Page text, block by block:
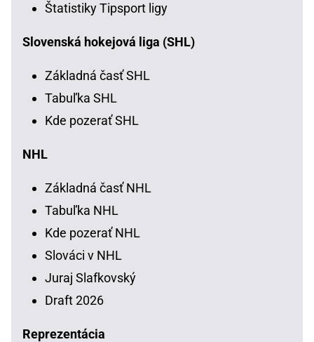
Štatistiky Tipsport ligy
Slovenská hokejová liga (SHL)
Základná časť SHL
Tabuľka SHL
Kde pozerať SHL
NHL
Základná časť NHL
Tabuľka NHL
Kde pozerať NHL
Slováci v NHL
Juraj Slafkovský
Draft 2026
Reprezentácia